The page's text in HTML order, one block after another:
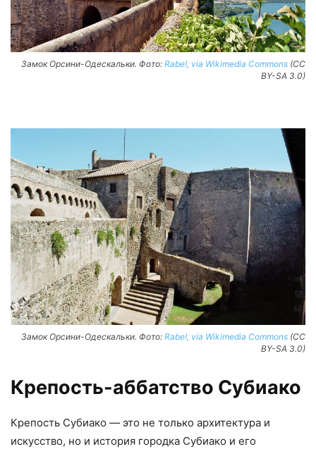
Замок Орсини-Одескальки. Фото: Rabe!, via Wikimedia Commons (CC
BY-SA 3.0)
Замок Орсини-Одескальки. Фото: Rabe!, via Wikimedia Commons (CC
BY-SA 3.0)
Крепость-аббатство Субиако
Крепость Субиако — это не только архитектура и
искусство, но и история городка Субиако и его